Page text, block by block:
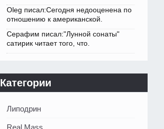
Oleg писал:Сегодня недооценена по
отношению к американской.
Серафим писал:"Лунной сонаты"
сатирик читает того, что.
Категории
Липодрин